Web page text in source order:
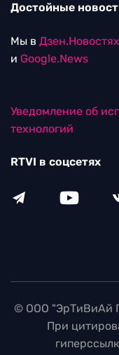
Достойные
Мы в Дзен.Новостях
и Google.News
Уведомление об
технологий
RTVI в соцсетях
© ООО "ЭрТиВиАй
При